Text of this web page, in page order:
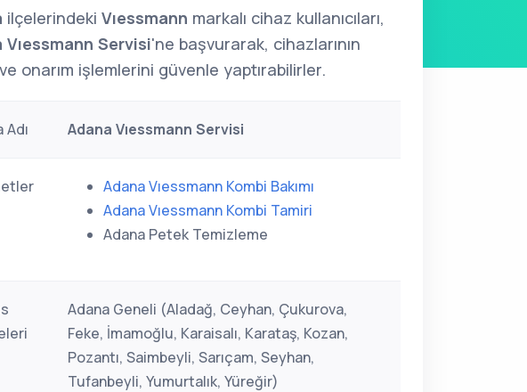
ilçelerindeki Vıessmann markalı cihaz kullanıcıları,
Vıessmann Servisi'ne başvurarak, cihazlarının
ve onarım işlemlerini güvenle yaptırabilirler.
Adı Adana Vıessmann Servisi
Adana Vıessmann Kombi Bakımı
Adana Vıessmann Kombi Tamiri
Adana Petek Temizleme
Adana Geneli (Aladağ, Ceyhan, Çukurova,
Feke, İmamoğlu, Karaisalı, Karataş, Kozan,
Pozantı, Saimbeyli, Sarıçam, Seyhan,
Tufanbeyli, Yumurtalık, Yüreğir)